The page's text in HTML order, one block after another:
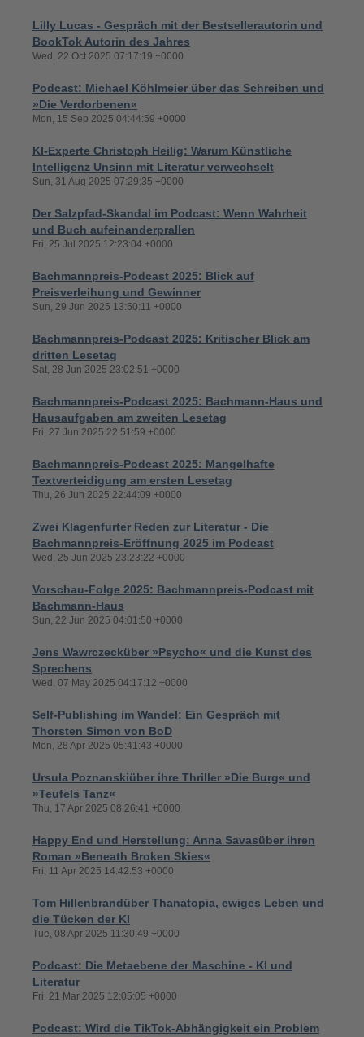
Lilly Lucas - Gespräch mit der Bestsellerautorin und
BookTok Autorin des Jahres
Wed, 22 Oct 2025 07:17:19 +0000
Podcast: Michael Köhlmeier über das Schreiben und
»Die Verdorbenen«
Mon, 15 Sep 2025 04:44:59 +0000
KI-Experte Christoph Heilig: Warum Künstliche
Intelligenz Unsinn mit Literatur verwechselt
Sun, 31 Aug 2025 07:29:35 +0000
Der Salzpfad-Skandal im Podcast: Wenn Wahrheit
und Buch aufeinanderprallen
Fri, 25 Jul 2025 12:23:04 +0000
Bachmannpreis-Podcast 2025: Blick auf
Preisverleihung und Gewinner
Sun, 29 Jun 2025 13:50:11 +0000
Bachmannpreis-Podcast 2025: Kritischer Blick am
dritten Lesetag
Sat, 28 Jun 2025 23:02:51 +0000
Bachmannpreis-Podcast 2025: Bachmann-Haus und
Hausaufgaben am zweiten Lesetag
Fri, 27 Jun 2025 22:51:59 +0000
Bachmannpreis-Podcast 2025: Mangelhafte
Textverteidigung am ersten Lesetag
Thu, 26 Jun 2025 22:44:09 +0000
Zwei Klagenfurter Reden zur Literatur - Die
Bachmannpreis-Eröffnung 2025 im Podcast
Wed, 25 Jun 2025 23:23:22 +0000
Vorschau-Folge 2025: Bachmannpreis-Podcast mit
Bachmann-Haus
Sun, 22 Jun 2025 04:01:50 +0000
Jens Wawrczecküber »Psycho« und die Kunst des
Sprechens
Wed, 07 May 2025 04:17:12 +0000
Self-Publishing im Wandel: Ein Gespräch mit
Thorsten Simon von BoD
Mon, 28 Apr 2025 05:41:43 +0000
Ursula Poznanskiüber ihre Thriller »Die Burg« und
»Teufels Tanz«
Thu, 17 Apr 2025 08:26:41 +0000
Happy End und Herstellung: Anna Savasüber ihren
Roman »Beneath Broken Skies«
Fri, 11 Apr 2025 14:42:53 +0000
Tom Hillenbrandüber Thanatopia, ewiges Leben und
die Tücken der KI
Tue, 08 Apr 2025 11:30:49 +0000
Podcast: Die Metaebene der Maschine - KI und
Literatur
Fri, 21 Mar 2025 12:05:05 +0000
Podcast: Wird die TikTok-Abhängigkeit ein Problem